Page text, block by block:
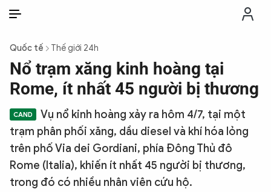
THỜI SỰ
CHỐNG DIỄN BIẾN HÒA BÌNH
CÔNG AN TRONG LÒNG DÂN
Quốc tế Thế giới 24h
Nổ trạm xăng kinh hoàng tại
Rome, ít nhất 45 người bị thương
Vụ nổ kinh hoàng xảy ra hôm 4/7, tại một
trạm phân phối xăng, dầu diesel và khí hóa lỏng
trên phố Via dei Gordiani, phía Đông Thủ đô
Rome (Italia), khiến ít nhất 45 người bị thương,
trong đó có nhiều nhân viên cứu hộ.